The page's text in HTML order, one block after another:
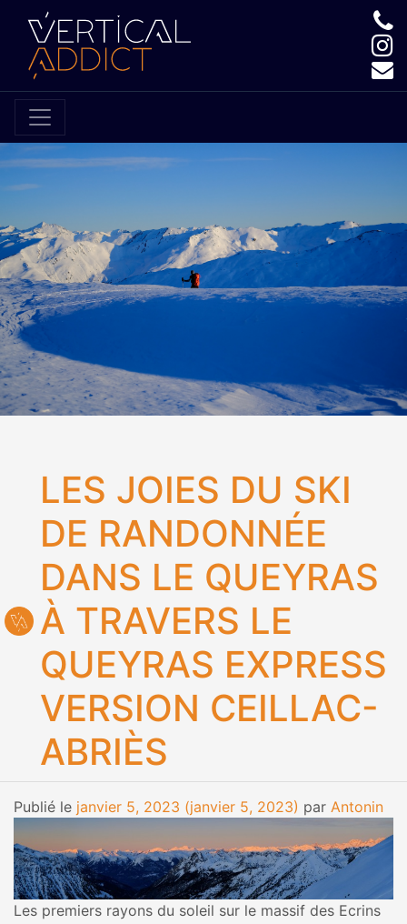
LES JOIES DU SKI
DE RANDONNÉE
DANS LE QUEYRAS
À TRAVERS LE
QUEYRAS EXPRESS
VERSION CEILLAC-
ABRIÈS
Publié le janvier 5, 2023 (janvier 5, 2023) par Antonin
Les premiers rayons du soleil sur le massif des Ecrins